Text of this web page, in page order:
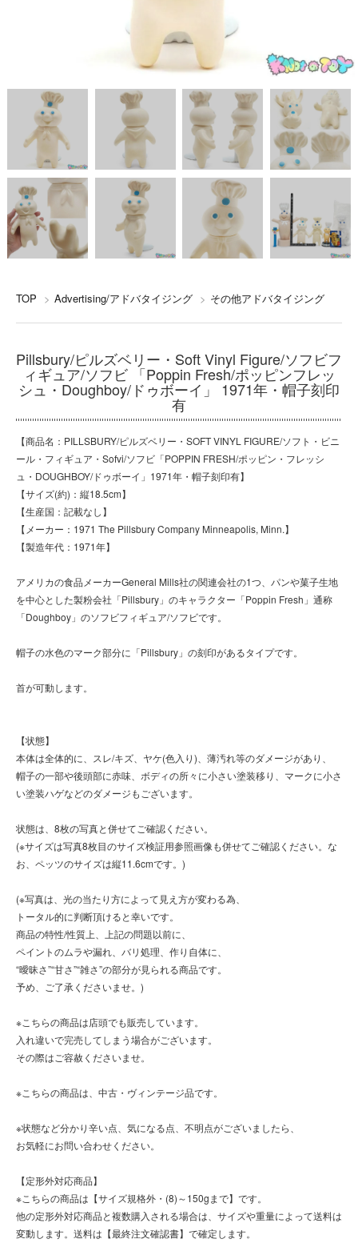
TOP > Advertising/アドバタイジング > その他アドバタイジング
Pillsbury/ピルズベリー・Soft Vinyl Figure/ソフビフ
ィギュア/ソフビ 「Poppin Fresh/ポッピンフレッ
シュ・Doughboy/ドゥボーイ」 1971年・帽子刻印
有
【商品名：PILLSBURY/ピルズベリー・SOFT VINYL FIGURE/ソフト・ビニ
ール・フィギュア・Sofvi/ソフビ「POPPIN FRESH/ポッピン・フレッシ
ュ・DOUGHBOY/ドゥボーイ」1971年・帽子刻印有】
【サイズ(約)：縦18.5cm】
【生産国：記載なし】
【メーカー：1971 The Pillsbury Company Minneapolis, Minn.】
【製造年代：1971年】
アメリカの食品メーカーGeneral Mills社の関連会社の1つ、パンや菓子生地
を中心とした製粉会社「Pillsbury」のキャラクター「Poppin Fresh」通称
「Doughboy」のソフビフィギュア/ソフビです。
帽子の水色のマーク部分に「Pillsbury」の刻印があるタイプです。
首が可動します。
【状態】
本体は全体的に、スレ/キズ、ヤケ(色入り)、薄汚れ等のダメージがあり、
帽子の一部や後頭部に赤味、ボディの所々に小さい塗装移り、マークに小さ
い塗装ハゲなどのダメージもございます。
状態は、8枚の写真と併せてご確認ください。
(※サイズは写真8枚目のサイズ検証用参照画像も併せてご確認ください。な
お、ペッツのサイズは縦11.6cmです。)
(※写真は、光の当たり方によって見え方が変わる為、
トータル的に判断頂けると幸いです。
商品の特性/性質上、上記の問題以前に、
ペイントのムラや漏れ、バリ処理、作り自体に、
“曖昧さ”“甘さ”“雑さ”の部分が見られる商品です。
予め、ご了承くださいませ。)
※こちらの商品は店頭でも販売しています。
入れ違いで完売してしまう場合がございます。
その際はご容赦くださいませ。
※こちらの商品は、中古・ヴィンテージ品です。
※状態など分かり辛い点、気になる点、不明点がございましたら、
お気軽にお問い合わせください。
【定形外対応商品】
※こちらの商品は【サイズ規格外・(8)～150gまで】です。
他の定形外対応商品と複数購入される場合は、サイズや重量によって送料は
変動します。送料は【最終注文確認書】で確定します。